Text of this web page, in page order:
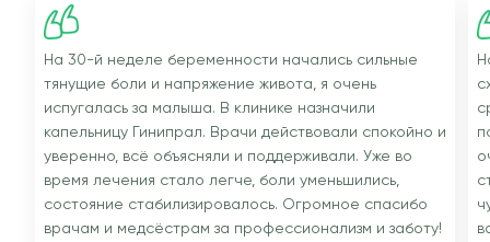
На 30-й неделе беременности начались сильные
тянущие боли и напряжение живота, я очень
испугалась за малыша. В клинике назначили
капельницу Гинипрал. Врачи действовали спокойно и
уверенно, всё объясняли и поддерживали. Уже во
время лечения стало легче, боли уменьшились,
состояние стабилизировалось. Огромное спасибо
врачам и медсёстрам за профессионализм и заботу!